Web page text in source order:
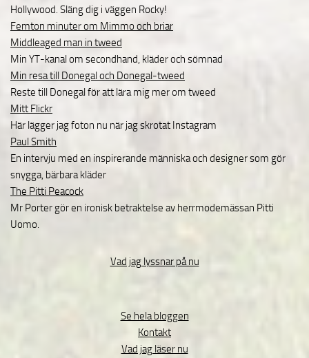
Hollywood. Släng dig i väggen Rocky!
Femton minuter om Mimmo och briar
Middleaged man in tweed
Min YT-kanal om secondhand, kläder och sömnad
Min resa till Donegal och Donegal-tweed
Reste till Donegal för att lära mig mer om tweed
Mitt Flickr
Här lägger jag foton nu när jag skrotat Instagram
Paul Smith
En intervju med en inspirerande människa och designer som gör
snygga, bärbara kläder
The Pitti Peacock
Mr Porter gör en ironisk betraktelse av herrmodemässan Pitti
Uomo.
Vad jag lyssnar på nu
Se hela bloggen
Kontakt
Vad jag läser nu